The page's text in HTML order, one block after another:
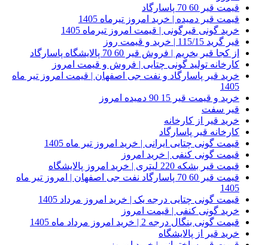
قیمت قیر 60 70 پاسارگاد
قیمت قیر دمیده | خرید امروز تیرماه 1405
خرید گونی قیرگونی | قیمت امروز تیرماه 1405
قیر گرید 115/15 | خرید و قیمت روز
از کجا قیر بخریم | فروش قیر 60 70 پالایشگاه پاسارگاد
کارخانه تولید گونی چتایی | فروش و قیمت امروز
خرید قیر پاسارگاد و نفت جی اصفهان | قیمت امروز تیر ماه
1405
خرید و قیمت قیر 15 90 دمیده امروز
قیر سفت
خرید قیر از کارخانه
کارخانه قیر پاسارگاد
قیمت گونی چتایی ایرانی | خرید امروز تیر ماه 1405
قیمت گونی کنفی | خرید امروز
قیمت قیر بشکه 220 لیتری | خرید امروز پالایشگاه
قیمت قیر 60 70 پاسارگاد نفت جی اصفهان | امروز تیر ماه
1405
قیمت گونی چتایی درجه یک | خرید امروز مرداد 1405
خرید گونی کنفی | قیمت امروز
قیمت گونی بنگال درجه 2 | خرید امروز مرداد ماه 1405
خرید قیر از پالایشگاه